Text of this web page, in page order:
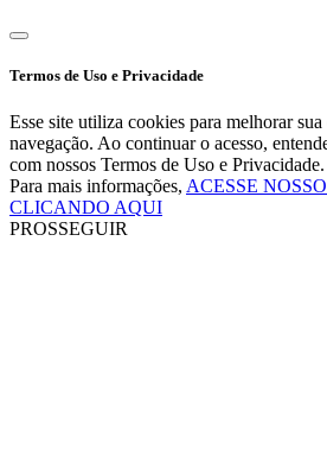
Termos de Uso e Privacidade
Esse site utiliza cookies para melhorar
navegação. Ao continuar o acesso,
com nossos Termos de Uso e Privacidade.
Para mais informações, ACESSE
CLICANDO AQUI
PROSSEGUIR